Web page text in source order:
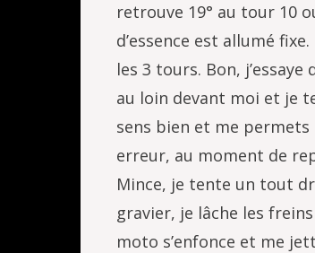
retrouve 19° au tour 10
d’essence est allumé
les 3 tours. Bon,
au loin devant moi et je
sens bien et me
erreur, au moment de
Mince, je tente un tout
gravier, je lâche les
moto s’enfonce et me